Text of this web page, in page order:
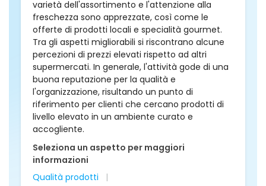
varietà dell'assortimento e l'attenzione alla
freschezza sono apprezzate, così come le
offerte di prodotti locali e specialità gourmet.
Tra gli aspetti migliorabili si riscontrano alcune
percezioni di prezzi elevati rispetto ad altri
supermercati. In generale, l'attività gode di una
buona reputazione per la qualità e
l'organizzazione, risultando un punto di
riferimento per clienti che cercano prodotti di
livello elevato in un ambiente curato e
accogliente.
Seleziona un aspetto per maggiori
informazioni
Qualità prodotti